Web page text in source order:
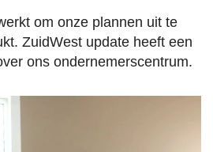
om onze plannen uit te
ZuidWest update heeft een
ons ondernemerscentrum.